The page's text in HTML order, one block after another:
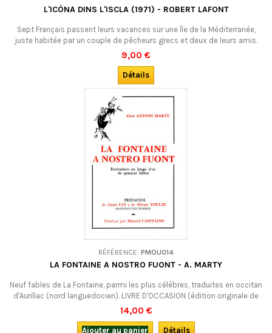
L'ICÒNA DINS L'ISCLA (1971) - ROBERT LAFONT
Sept Français passent leurs vacances sur une île de la Méditerranée,
juste habitée par un couple de pêcheurs grecs et deux de leurs amis.
Éclate une guerre atomique... Le premier récit apocalyptique en occitan
(provençal).LIVRE D'OCCASION, 1ère édition (1971) numérotée et
dédicacée. VENDU !
9,00 €
Détails
RÉFÉRENCE: PMOU014
LA FONTAINE A NOSTRO FUONT - A. MARTY
Neuf fables de La Fontaine, parmi les plus célèbres, traduites en occitan
d'Aurillac (nord languedocien). LIVRE D'OCCASION (édition originale de
1969).
14,00 €
Ajouter au panier Détails